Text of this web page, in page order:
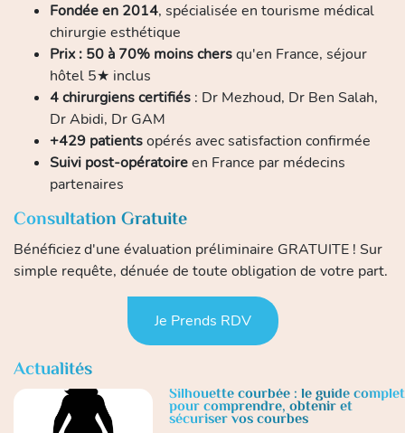
Fondée en 2014, spécialisée en tourisme médical
chirurgie esthétique
Prix : 50 à 70% moins chersqu'en France, séjour
hôtel 5★ inclus
4 chirurgiens certifiés : Dr Mezhoud, Dr Ben Salah,
Dr Abidi, Dr GAM
+429 patientsopérés avec satisfaction confirmée
Suivi post-opératoireen France par médecins
partenaires
Consultation Gratuite
Bénéficiez d'une évaluation préliminaire GRATUITE ! Sur
simple requête, dénuée de toute obligation de votre part.
Je Prends RDV
Actualités
Silhouette courbée : le guide complet
pour comprendre, obtenir et
sécuriser vos courbes